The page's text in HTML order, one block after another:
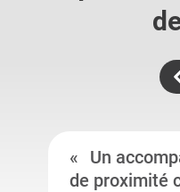
Un
de proximité